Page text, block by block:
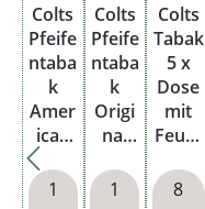
Colts
Pfeife
ntaba
k
Amer
ican
Mixtu
re
1
Colts
Pfeife
ntaba
k
Origin
al
1
Colts
Tabak
5 x
Dose
mit
Feuer
n
8